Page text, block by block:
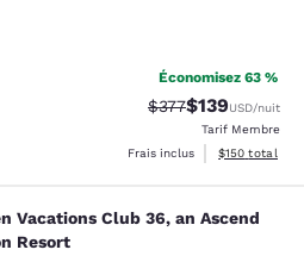
Bien. 8 commentaires
Économisez 63 %
Tarif barré :
$377Tarif réduit :
$139USD/nuit
Tarif Membre
Frais inclus
Afficher les
$150 total
Club 36, an
Vacations Club 36, an Ascend
Resort